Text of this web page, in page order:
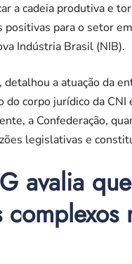
a cadeia produtiva e
para o setor
Indústria Brasil (NIB).
a atuação da
corpo jurídico da CNI
a Confederação,
legislativas e
avalia